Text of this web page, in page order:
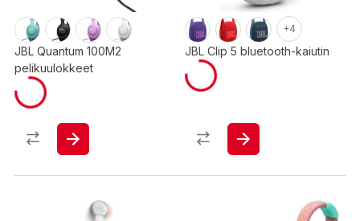
JBL Quantum 100M2
pelikuulokkeet
+4
JBL Clip 5 bluetooth-kaiutin